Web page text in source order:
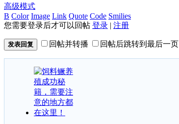
高级模式
B Color Image Link Quote Code Smilies
您需要登录后才可以回帖 登录 | 注册
发表回复 回帖并转播 回帖后跳转到最后一页